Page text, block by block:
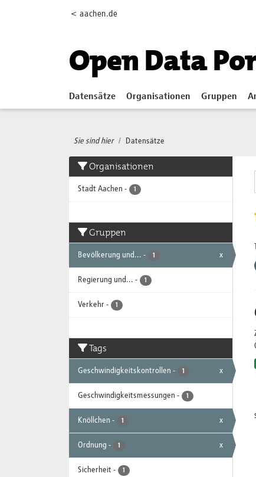
< aachen.de
Open Data
Datensätze Organisationen Gruppen
Sie sind hier Datensätze
Organisationen
Stadt Aachen - 1
Gruppen
Bevölkerung und... - 1 x
Regierung und... - 1
Verkehr - 1
Tags
Geschwindigkeitskontrollen - 1 x
Geschwindigkeitsmessungen - 1
Knöllchen - 1 x
Ordnung - 1 x
Sicherheit - 1